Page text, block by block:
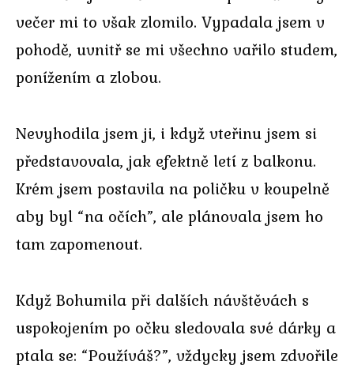
večer mi to však zlomilo. Vypadala jsem v
pohodě, uvnitř se mi všechno vařilo studem,
ponížením a zlobou.
Nevyhodila jsem ji, i když vteřinu jsem si
představovala, jak efektně letí z balkonu.
Krém jsem postavila na poličku v koupelně
aby byl “na očích”, ale plánovala jsem ho
tam zapomenout.
Když Bohumila při dalších návštěvách s
uspokojením po očku sledovala své dárky a
ptala se: “Používáš?”, vždycky jsem zdvořile